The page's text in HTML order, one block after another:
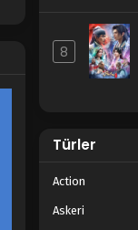
8
Türler
Action
Askeri